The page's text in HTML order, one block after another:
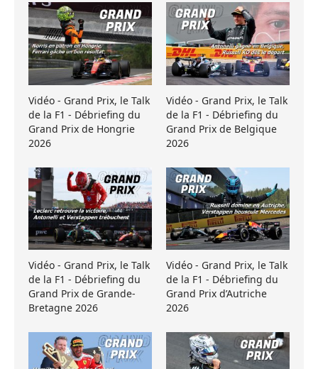
Vidéo - Grand Prix, le Talk
de la F1 - Débriefing du
Grand Prix de Hongrie
2026
Vidéo - Grand Prix, le Talk
de la F1 - Débriefing du
Grand Prix de Belgique
2026
Vidéo - Grand Prix, le Talk
de la F1 - Débriefing du
Grand Prix de Grande-
Bretagne 2026
Vidéo - Grand Prix, le Talk
de la F1 - Débriefing du
Grand Prix d’Autriche
2026